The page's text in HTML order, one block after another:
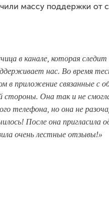
массу поддержки от
в канале, которая
нас. Во время
в приложение связанные с
стороны. Она так и не
телефона, но она не
После она пригласила
очень лестные отзывы!»